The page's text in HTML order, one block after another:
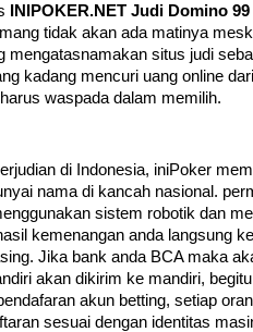
INIPOKER.NET Judi Domino
tidak akan ada matinya
mengatasnamakan situs judi
kadang mencuri uang online
waspada dalam memilih.
di Indonesia, iniPoker
nama di kancah nasional.
sistem robotik dan
kemenangan anda langsung
Jika bank anda BCA maka
akan dikirim ke mandiri,
akun betting, setiap
sesuai dengan identitas